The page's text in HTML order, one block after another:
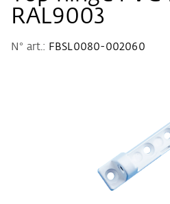
RAL9003
N° art.: FBSL0080-002060